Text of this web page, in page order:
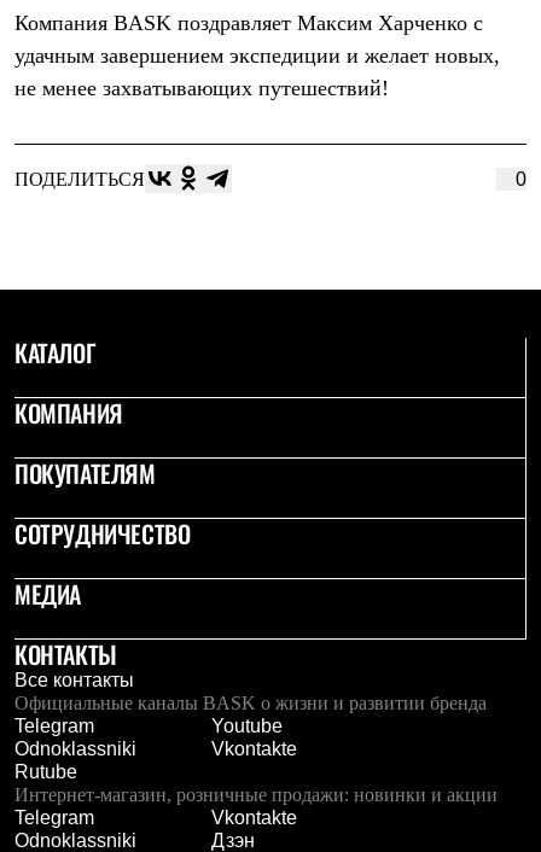
Перчатки и рукавицы
Рукавицы
Носки
Брелки
Шевроны
ЗА ПОЛЯРНЫМ КРУГОМ
TREK
CITY
ИДЁМ В ПОХОД
Дневник капитана
Компания
Баск сегодня
История
Отцы основатели
Баск в вашем городе
Контроль качества
Технологии
Команда Баск
Сотрудничество
Дилерам
Стать дилером
Корпоративным клиентам
Услуги
Компания BASK поздравляет Максим Харченко с
удачным завершением экспедиции и желает новых,
не менее захватывающих путешествий!
ПОДЕЛИТЬСЯ 0
КАТАЛОГ
КОМПАНИЯ
ПОКУПАТЕЛЯМ
СОТРУДНИЧЕСТВО
МЕДИА
КОНТАКТЫ
Все контакты
Официальные каналы BASK о жизни и развитии бренда
Telegram
Youtube
Odnoklassniki
Vkontakte
Rutube
Интернет-магазин, розничные продажи: новинки и акции
Telegram
Vkontakte
Odnoklassniki
Дзэн